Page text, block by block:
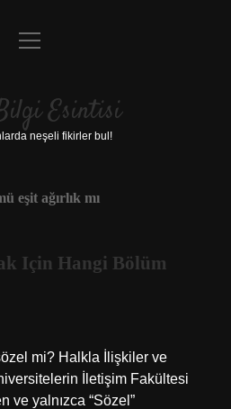
Anasayfa
Yasal Uyarı
menüyü
Esintisi
neşeli fikirler bul!
eşit ağırlık mı
Için Hangi Bölüm
mi? Halkla İlişkiler ve
İletişim Fakültesi
ve yalnızca “Sözel”